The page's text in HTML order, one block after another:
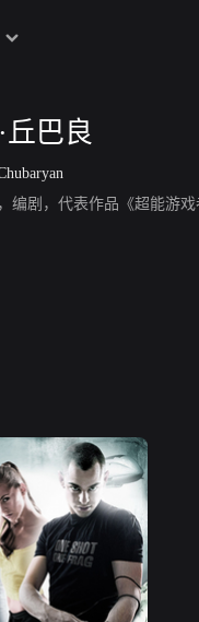
丘巴良
编剧，代表作品《超能游